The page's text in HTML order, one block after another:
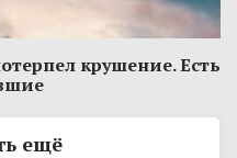
крушение. Есть
ещё